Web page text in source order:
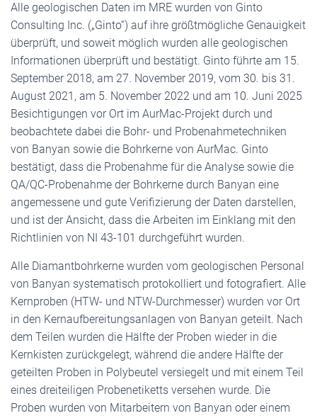
Alle geologischen Daten im MRE wurden von Ginto
Consulting Inc. („Ginto“) auf ihre größtmögliche Genauigkeit
überprüft, und soweit möglich wurden alle geologischen
Informationen überprüft und bestätigt. Ginto führte am 15.
September 2018, am 27. November 2019, vom 30. bis 31.
August 2021, am 5. November 2022 und am 10. Juni 2025
Besichtigungen vor Ort im AurMac-Projekt durch und
beobachtete dabei die Bohr- und Probenahmetechniken
von Banyan sowie die Bohrkerne von AurMac. Ginto
bestätigt, dass die Probenahme für die Analyse sowie die
QA/QC-Probenahme der Bohrkerne durch Banyan eine
angemessene und gute Verifizierung der Daten darstellen,
und ist der Ansicht, dass die Arbeiten im Einklang mit den
Richtlinien von NI 43-101 durchgeführt wurden.
Alle Diamantbohrkerne wurden vom geologischen Personal
von Banyan systematisch protokolliert und fotografiert. Alle
Kernproben (HTW- und NTW-Durchmesser) wurden vor Ort
in den Kernaufbereitungsanlagen von Banyan geteilt. Nach
dem Teilen wurden die Hälfte der Proben wieder in die
Kernkisten zurückgelegt, während die andere Hälfte der
geteilten Proben in Polybeutel versiegelt und mit einem Teil
eines dreiteiligen Probenetiketts versehen wurde. Die
Proben wurden von Mitarbeitern von Banyan oder einem